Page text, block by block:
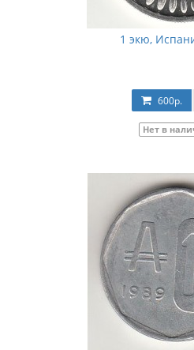
1 экю,
600р.
Нет в